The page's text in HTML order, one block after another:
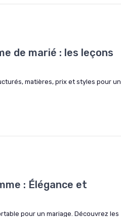
de marié : les leçons
matières, prix et styles pour un
: Élégance et
pour un mariage. Découvrez les